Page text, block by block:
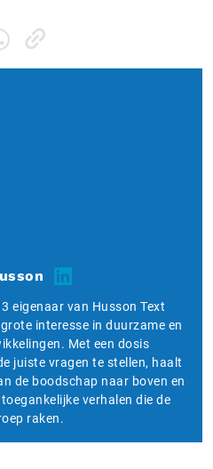
eigenaar van Husson Text
interesse in duurzame en
Met een dosis
juiste vragen te stellen, haalt
de boodschap naar boven en
verhalen die de
raken.